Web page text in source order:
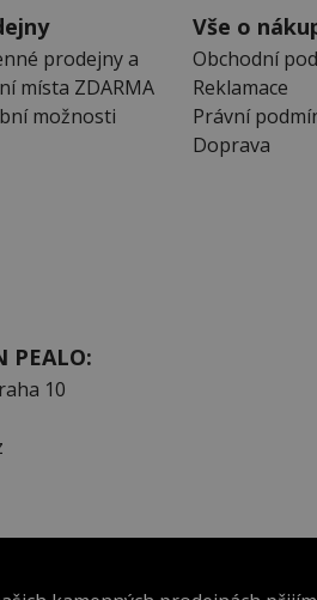
prodejny a
místa ZDARMA
možnosti
Vše o
Obchodní
Reklamace
Právní
Doprava
PEALO:
10